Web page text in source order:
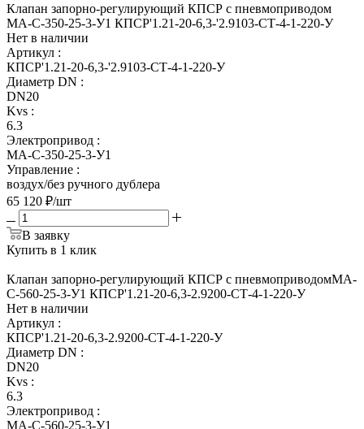
Клапан запорно-регулирующий КПСР с пневмоприводом
МА-С-350-25-3-У1 КПСР'1.21-20-6,3-'2.9103-СТ-4-1-220-У
Нет в наличии
Артикул :
КПСР'1.21-20-6,3-'2.9103-СТ-4-1-220-У
Диаметр DN :
DN20
Kvs :
6.3
Электропривод :
МА-С-350-25-3-У1
Управление :
воздух/без ручного дублера
65 120 ₽/шт
В заявку
Купить в 1 клик
Клапан запорно-регулирующий КПСР с пневмоприводомМА-
С-560-25-3-У1 КПСР'1.21-20-6,3-2.9200-СТ-4-1-220-У
Нет в наличии
Артикул :
КПСР'1.21-20-6,3-2.9200-СТ-4-1-220-У
Диаметр DN :
DN20
Kvs :
6.3
Электропривод :
МА-С-560-25-3-У1